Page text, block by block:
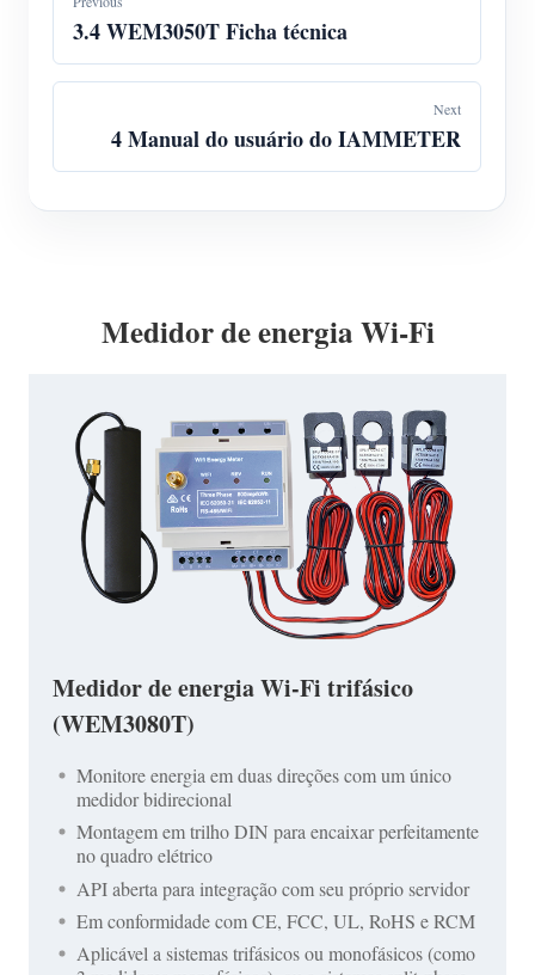
3.4 WEM3050T Ficha técnica
Next
4 Manual do usuário do IAMMETER
Medidor de energia Wi-Fi
Medidor de energia Wi-Fi trifásico
(WEM3080T)
Monitore energia em duas direções com um único
medidor bidirecional
Montagem em trilho DIN para encaixar perfeitamente
no quadro elétrico
API aberta para integração com seu próprio servidor
Em conformidade com CE, FCC, UL, RoHS e RCM
Aplicável a sistemas trifásicos ou monofásicos (como